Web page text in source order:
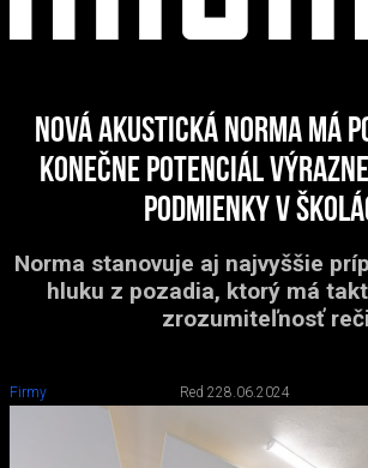
Nová akustická norma má
konečne potenciál
podmienky v
Norma stanovuje aj najvyššie
hluku z pozadia, ktorý má
zrozumiteľnosť
Firmy Red 228.06.2024